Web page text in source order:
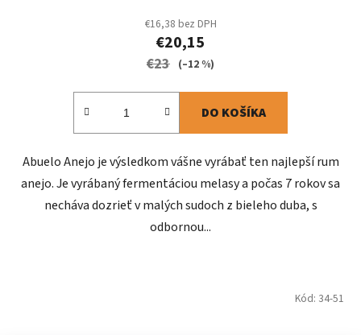
€16,38 bez DPH
€20,15
€23 (–12 %)
DO KOŠÍKA
Abuelo Anejo je výsledkom vášne vyrábať ten najlepší rum
anejo. Je vyrábaný fermentáciou melasy a počas 7 rokov sa
necháva dozrieť v malých sudoch z bieleho duba, s
odbornou...
Kód: 34-51